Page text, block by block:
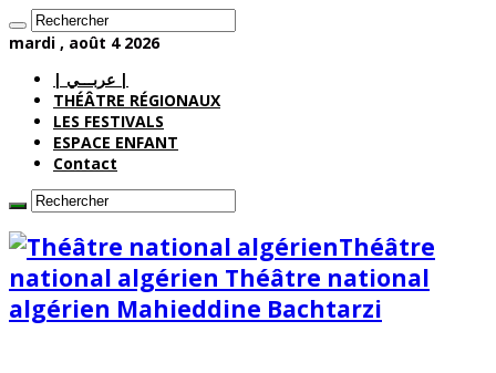
mardi , août 4 2026
| عربـــي |
THÉÂTRE RÉGIONAUX
LES FESTIVALS
ESPACE ENFANT
Contact
Théâtre
national algérien Théâtre national
algérien Mahieddine Bachtarzi